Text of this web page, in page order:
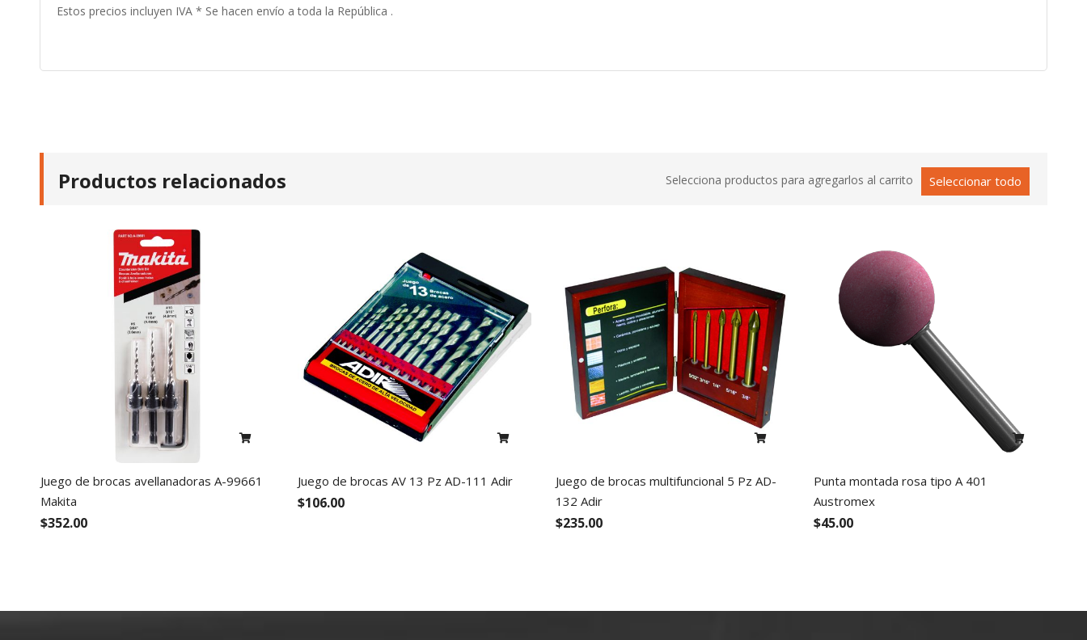
Estos precios incluyen IVA * Se hacen envío a toda la República .
Productos relacionados Selecciona productos para agregarlos al carrito Seleccionar todo
Juego de brocas avellanadoras A-99661
Makita
$352.00
Juego de brocas AV 13 Pz AD-111 Adir
$106.00
Juego de brocas multifuncional 5 Pz AD-
132 Adir
$235.00
Punta montada rosa tipo A 401
Austromex
$45.00